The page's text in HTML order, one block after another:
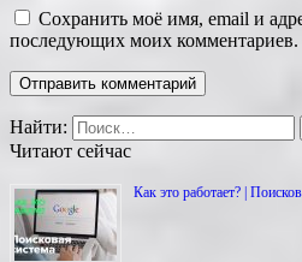
Сохранить моё имя, email и
последующих моих комментариев.
Найти:
Читают сейчас
Как это работает? |